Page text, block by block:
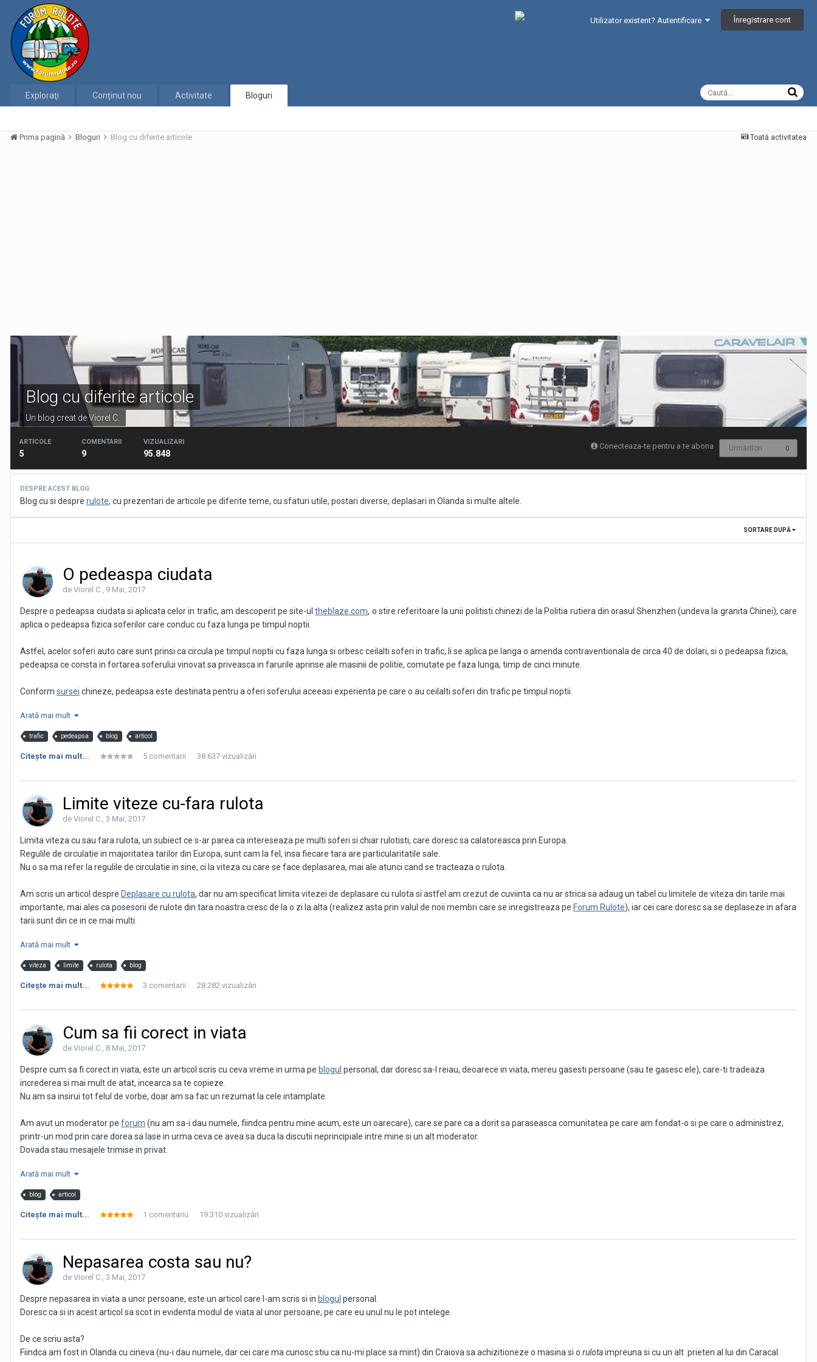
Utilizator existent? Autentificare Înregistrare cont
Exploraţi Conținut nou Activitate Bloguri
Toată activitatea
Prima pagină Bloguri Blog cu diferite articole
Blog cu diferite articole
Un blog creat de Viorel C.
Conecteaza-te pentru a te abona Urmăritori 0
ARTICOLE
5
COMENTARII
9
VIZUALIZARI
95.848
DESPRE ACEST BLOG
Blog cu si despre rulote, cu prezentari de articole pe diferite teme, cu sfaturi utile, postari diverse, deplasari in Olanda si multe altele.
SORTARE DUPĂ
O pedeaspa ciudata
de Viorel C., 9 Mai, 2017
Despre o pedeapsa ciudata si aplicata celor in trafic, am descoperit pe site-ultheblaze.com, o stire referitoare la unii politisti chinezi de la Politia rutiera din orasul Shenzhen (undeva la granita Chinei), care
aplica o pedeapsa fizica soferilor care conduc cu faza lunga pe timpul noptii.
Astfel, acelor soferi auto care sunt prinsi ca circula pe timpul noptii cu faza lunga si orbesc ceilalti soferi in trafic, li se aplica pe langa o amenda contraventionala de circa 40 de dolari, si o pedeapsa fizica,
pedeapsa ce consta in fortarea soferului vinovat sa priveasca in farurile aprinse ale masinii de politie, comutate pe faza lunga, timp de cinci minute.
Conform sursei chineze, pedeapsa este destinata pentru a oferi soferului aceeasi experienta pe care o au ceilalti soferi din trafic pe timpul noptii.
Conform celor descoperite pe net, in prima seara a aplicarii noii pedepse, 61 de soferi au fost depistati folosind incorect faza luminilor de intalnire, fiind amendati contraventional si obligati sa priveasca
faza lunga a farurilor aprinse ale masinii de politie
Parerea ta care este?
Este prea stricta pedeapsa guvernului chinez?
Arată mai mult
trafic pedeapsa blog articol
Citeşte mai mult... 5 comentarii 38.637 vizualizări
Limite viteze cu-fara rulota
de Viorel C., 3 Mai, 2017
Limita viteza cu sau fara rulota, un subiect ce s-ar parea ca intereseaza pe multi soferi si chiar rulotisti, care doresc sa calatoreasca prin Europa.
Regulile de circulatie in majoritatea tarilor din Europa, sunt cam la fel, insa fiecare tara are particularitatile sale.
Nu o sa ma refer la regulile de circulatie in sine, ci la viteza cu care se face deplasarea, mai ale atunci cand se tracteaza o rulota.
Am scris un articol despre Deplasare cu rulota, dar nu am specificat limita vitezei de deplasare cu rulota si astfel am crezut de cuviinta ca nu ar strica sa adaug un tabel cu limitele de viteza din tarile mai
importante, mai ales ca posesorii de rulote din tara noastra cresc de la o zi la alta (realizez asta prin valul de noii membri care se inregistreaza pe Forum Rulote), iar cei care doresc sa se deplaseze in afara
tarii sunt din ce in ce mai multi.
Ce trebuie retinut, este faptul ca in fiecare tara, exista zone in care sunt amplasate radare si care sunt afisate mereu limitele de viteza.
Acum, ca exista destui viteji care nu i-au in considerare acest lucru, este problema lor, fiindca, din experienta proprie, cunosc si astfel de personaje, care ignora mai mereu viteza de deplasare si amenzile
(care nu sunt deloc mici) sunt cele care le mai potolesc "graba".
Arată mai mult
viteza limite rulota blog
Citeşte mai mult... 3 comentarii 28.282 vizualizări
Cum sa fii corect in viata
de Viorel C., 8 Mai, 2017
Despre cum sa fi corect in viata, este un articol scris cu ceva vreme in urma pe blogul personal, dar doresc sa-l reiau, deoarece in viata, mereu gasesti persoane (sau te gasesc ele), care-ti tradeaza
increderea si mai mult de atat, incearca sa te copieze.
Nu am sa insirui tot felul de vorbe, doar am sa fac un rezumat la cele intamplate.
Am avut un moderator pe forum (nu am sa-i dau numele, fiindca pentru mine acum, este un oarecare), care se pare ca a dorit sa paraseasca comunitatea pe care am fondat-o si pe care o administrez,
printr-un mod prin care dorea sa lase in urma ceva ce avea sa duca la discutii neprincipiale intre mine si un alt moderator.
Dovada stau mesajele trimise in privat.
Ce se intelege!!?
Se intelege faptul ca nu a stiut cum sa se desparta de cineva care nu l-a tradat, asa cum a facut-o el si incercarea sa de a gasi motive intemeiate (ar zice el), care pentru mine nici nu sunt de luat in seama!
rulotistii.
Dar, ca sa nu fi sincer si sa tradezi o persoana care a avut incredere in tine, care te-a promovat moderator, iar tu sa incerci sa "bagi nuia printre gard" (cum spune o vorba romaneasca), sa-i inseli increderea
Si culmea culmilor, din toate cuvintele existente in limba romana, nu a gasit alt titlu la forumul lui, decat "despre rulote", titlul
Dar cum scriam si la inceputul acestui articol, este cam greu sa fi corect in viata, iar daca se poate, copieaza ce face altul, ca doar este mult mai usor, decat sa-ti pui mintea la contributie.
Rusine!
Arată mai mult
blog articol
Citeşte mai mult... 1 comentariu 19.310 vizualizări
Nepasarea costa sau nu?
de Viorel C., 3 Mai, 2017
Despre nepasarea in viata a unor persoane, este un articol care l-am scris si in blogul personal.
Doresc ca si in acest articol sa scot in evidenta modul de viata al unor persoane, pe care eu unul nu le pot intelege.
De ce scriu asta?
Fiindca am fost in Olanda cu cineva (nu-i dau numele, dar cei care ma cunosc stiu ca nu-mi place sa mint) din Craiova sa achizitioneze o masina si o rulotaimpreuna si cu un alt prieten al lui din Caracal.